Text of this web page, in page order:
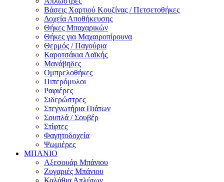
Βάσεις Χαρτιού Κουζίνας / Πετσετοθήκες
Δοχεία Αποθήκευσης
Θήκες Μπαχαρικών
Θήκες για Μαχαιροπίρουνα
Θερμός / Παγούρια
Καροτσάκια Λαϊκής
Μανάβηδες
Ομπρελοθήκες
Πιπερόμυλοι
Ραφιέρες
Σιδερώστρες
Στεγνωτήρια Πιάτων
Σουπλά / Σουβέρ
Στίφτες
Φαγητοδοχεία
Ψωμιέρες
ΜΠΑΝΙΟ
Αξεσουάρ Μπάνιου
Ζυγαριές Μπάνιου